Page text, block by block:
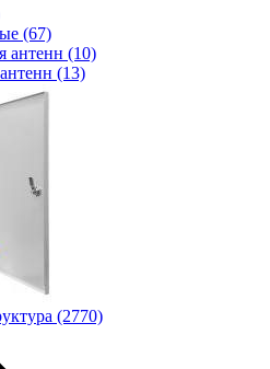
(67)
антенн (10)
(13)
(2770)